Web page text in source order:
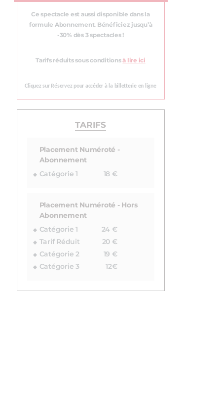
Ce spectacle est aussi disponible dans la
formule Abonnement. Bénéficiez jusqu’à
-30% dès 3 spectacles !
Tarifs réduits sous conditionsà lire ici
Cliquez sur Réservez pour accéder à la billetterie en ligne
TARIFS
Placement Numéroté -
Abonnement
Catégorie 1
18 €
Placement Numéroté - Hors
Abonnement
Catégorie 1
24 €
Tarif Réduit
20 €
Catégorie 2
19 €
Catégorie 3
12€